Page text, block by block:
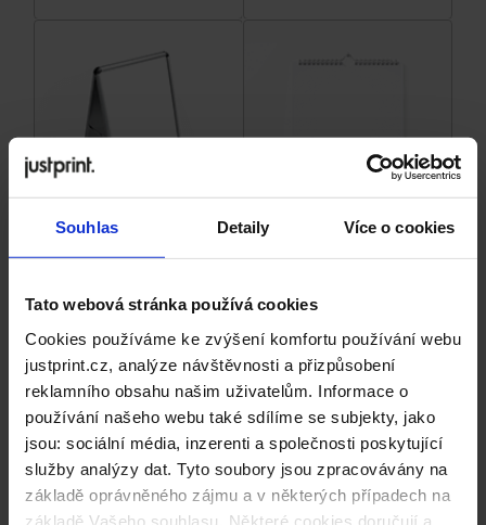
Souhlas Detaily Více o cookies
Tato webová stránka používá cookies
Cookies používáme ke zvýšení komfortu používání webu
justprint.cz, analýze návštěvnosti a přizpůsobení
reklamního obsahu našim uživatelům. Informace o
používání našeho webu také sdílíme se subjekty, jako
jsou: sociální média, inzerenti a společnosti poskytující
služby analýzy dat. Tyto soubory jsou zpracovávány na
základě oprávněného zájmu a v některých případech na
základě Vašeho souhlasu. Některé cookies doručují a
Áčkové stojany Kalendáře